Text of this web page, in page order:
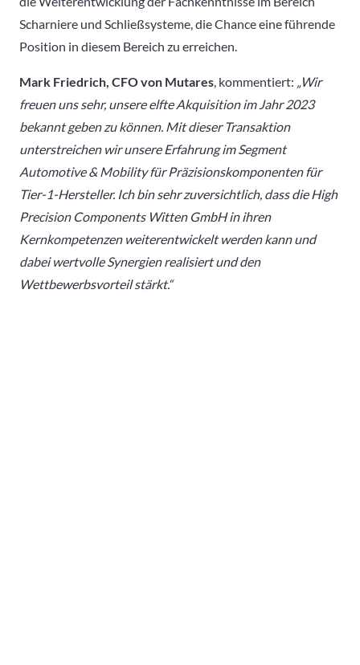
Scharniere und Schließsysteme, die Chance eine führende
Position in diesem Bereich zu erreichen.
Mark Friedrich, CFO von Mutares, kommentiert: „Wir
freuen uns sehr, unsere elfte Akquisition im Jahr 2023
bekannt geben zu können. Mit dieser Transaktion
unterstreichen wir unsere Erfahrung im Segment
Automotive & Mobility für Präzisionskomponenten für
Tier-1-Hersteller. Ich bin sehr zuversichtlich, dass die High
Precision Components Witten GmbH in ihren
Kernkompetenzen weiterentwickelt werden kann und
dabei wertvolle Synergien realisiert und den
Wettbewerbsvorteil stärkt.“